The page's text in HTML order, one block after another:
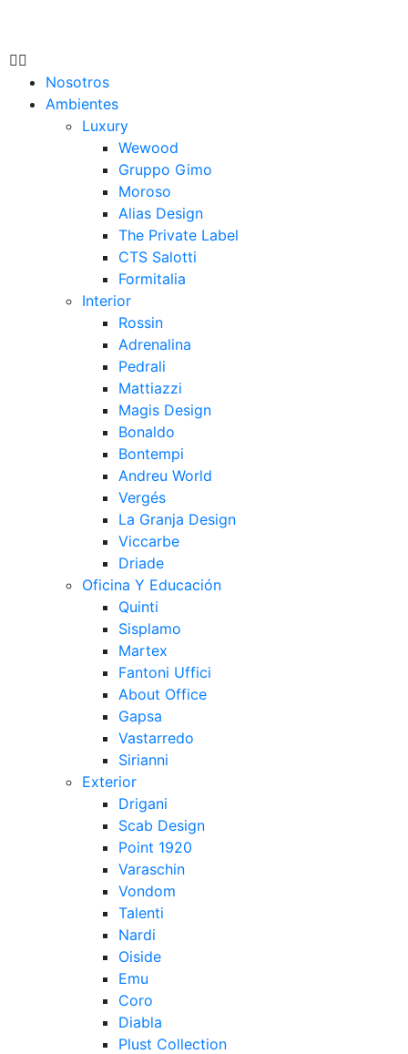
Nosotros
Ambientes
Luxury
Wewood
Gruppo Gimo
Moroso
Alias Design
The Private Label
CTS Salotti
Formitalia
Interior
Rossin
Adrenalina
Pedrali
Mattiazzi
Magis Design
Bonaldo
Bontempi
Andreu World
Vergés
La Granja Design
Viccarbe
Driade
Oficina Y Educación
Quinti
Sisplamo
Martex
Fantoni Uffici
About Office
Gapsa
Vastarredo
Sirianni
Exterior
Drigani
Scab Design
Point 1920
Varaschin
Vondom
Talenti
Nardi
Oiside
Emu
Coro
Diabla
Plust Collection